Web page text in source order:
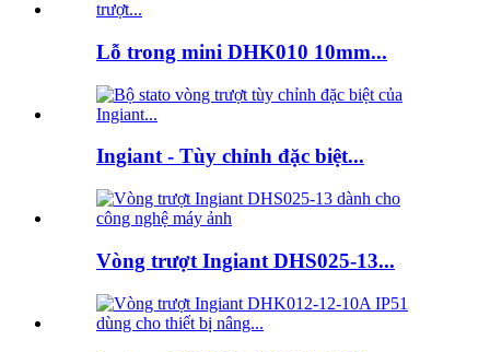
Lỗ trong mini DHK010 10mm...
Ingiant - Tùy chỉnh đặc biệt...
Vòng trượt Ingiant DHS025-13...